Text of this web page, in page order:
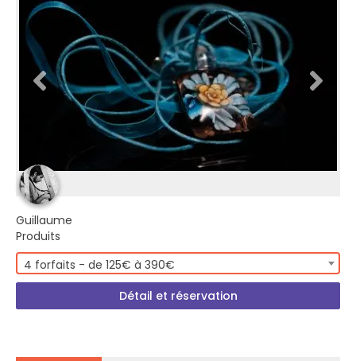
Guillaume
Produits
4 forfaits - de 125€ à 390€
Détail et réservation